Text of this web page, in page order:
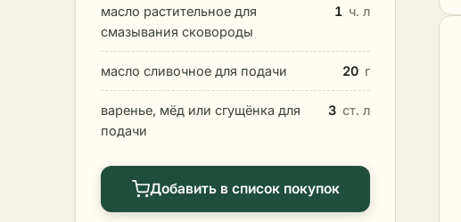
масло растительное для
смазывания сковороды
1 ч. л
масло сливочное для подачи 20 г
варенье, мёд или сгущёнка для
подачи
3 ст. л
Добавить в список покупок